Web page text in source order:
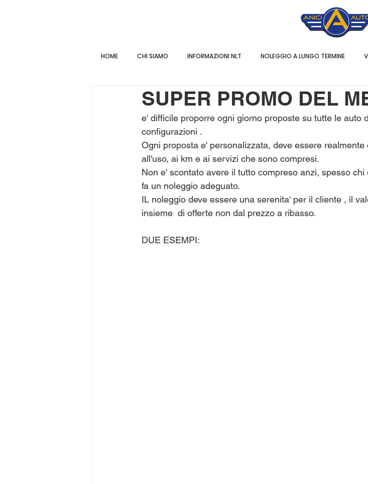
HOME CHI SIAMO INFORMAZIONI NLT NOLEGGIO A LUNGO TERMINE
SUPER PROMO DEL
e' difficile proporre ogni giorno proposte su tutte le auto
configurazioni .
Ogni proposta e' personalizzata, deve essere
all'uso, ai km e ai servizi che sono compresi.
Non e' scontato avere il tutto compreso anzi, spesso
fa un noleggio adeguato.
IL noleggio deve essere una serenita' per il cliente , il
insieme  di offerte non dal prezzo a ribasso.
DUE ESEMPI: